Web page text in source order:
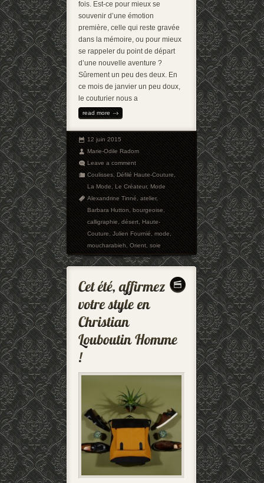
fois. Est-ce pour mieux se
souvenir d’une émotion
première, celle qui reste gravée
dans la mémoire, ou pour mieux
se rappeler du point de départ
d’une nouvelle aventure ?
Sûrement un peu des deux. En
ce mois de janvier un peu doux,
le couturier nous a
read more
12 juin 2015
Marie-Odile Radom
Leave a comment
Coulisses,Défilé Haute-Couture,
La Mode,Le Créateur,Mode
Alexandrine Tinné,atelier,
Barbara Hutton,bourgeoise,
calligraphie,désert,Haute-
Couture,Julien Fournié,mode,
moucharabieh,Orient,soie